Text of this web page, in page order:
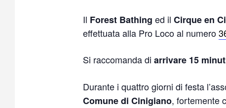
Il Forest Bathing ed il Cirque en
effettuata alla Pro Loco al numero
Si raccomanda di arrivare 15
Durante i quattro giorni di festa
Comune di Cinigiano, fortemente